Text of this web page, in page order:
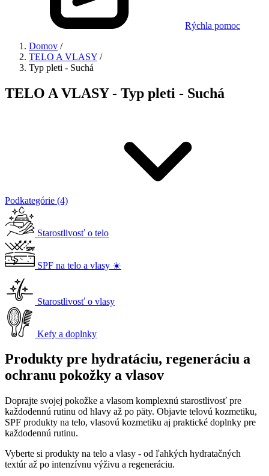
Rýchla pomoc
Domov /
TELO A VLASY /
Typ pleti - Suchá
TELO A VLASY - Typ pleti - Suchá
Podkategórie (4)
Starostlivosť o telo
SPF na telo a vlasy ☀️
Starostlivosť o vlasy
Kefy a doplnky
Produkty pre hydratáciu, regeneráciu a
ochranu pokožky a vlasov
Doprajte svojej pokožke a vlasom komplexnú starostlivosť pre
každodennú rutinu od hlavy až po päty. Objavte telovú kozmetiku,
SPF produkty na telo, vlasovú kozmetiku aj praktické doplnky pre
každodennú rutinu.
Vyberte si produkty na telo a vlasy - od ľahkých hydratačných
textúr až po intenzívnu výživu a regeneráciu.